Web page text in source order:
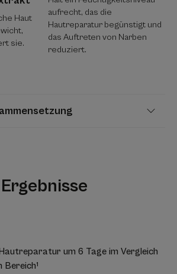
Haut
sie.
aufrecht, das die
Hautreparatur begünstigt und
das Auftreten von Narben
reduziert.
Ergebnisse
um 6 Tage im Vergleich
Bereich¹